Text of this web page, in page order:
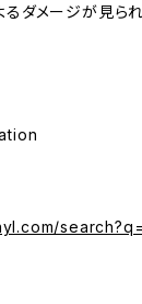
ダメージが見られ